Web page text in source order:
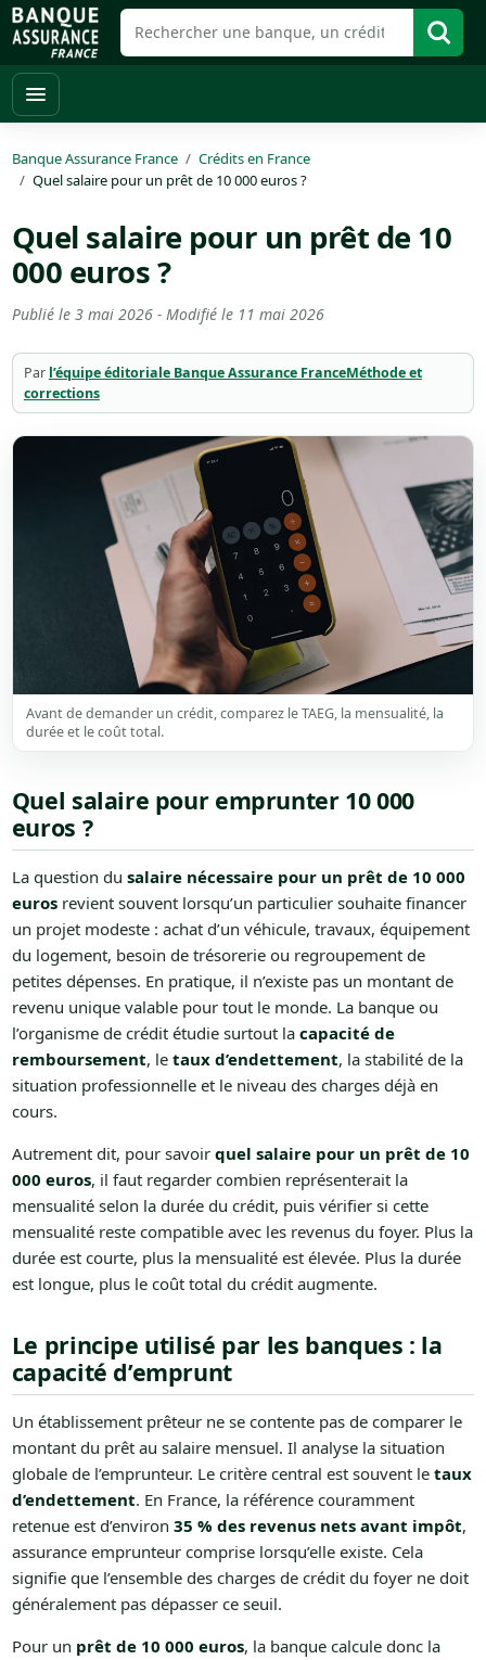
Banque Assurance France
Crédits en France
Quel salaire pour un prêt de 10 000 euros ?
Quel salaire pour un prêt de 10
000 euros ?
Publié le 3 mai 2026- Modifié le 11 mai 2026
Par l’équipe éditoriale Banque Assurance FranceMéthode et
corrections
Avant de demander un crédit, comparez le TAEG, la mensualité, la
durée et le coût total.
Quel salaire pour emprunter 10 000
euros ?
La question du salaire nécessaire pour un prêt de 10 000
eurosrevient souvent lorsqu’un particulier souhaite financer
un projet modeste : achat d’un véhicule, travaux, équipement
du logement, besoin de trésorerie ou regroupement de
petites dépenses. En pratique, il n’existe pas un montant de
revenu unique valable pour tout le monde. La banque ou
l’organisme de crédit étudie surtout la capacité de
remboursement, le taux d’endettement, la stabilité de la
situation professionnelle et le niveau des charges déjà en
cours.
Autrement dit, pour savoir quel salaire pour un prêt de 10
000 euros, il faut regarder combien représenterait la
mensualité selon la durée du crédit, puis vérifier si cette
mensualité reste compatible avec les revenus du foyer. Plus la
durée est courte, plus la mensualité est élevée. Plus la durée
est longue, plus le coût total du crédit augmente.
Le principe utilisé par les banques : la
capacité d’emprunt
Un établissement prêteur ne se contente pas de comparer le
montant du prêt au salaire mensuel. Il analyse la situation
globale de l’emprunteur. Le critère central est souvent le taux
d’endettement. En France, la référence couramment
retenue est d’environ 35 % des revenus nets avant impôt,
assurance emprunteur comprise lorsqu’elle existe. Cela
signifie que l’ensemble des charges de crédit du foyer ne doit
généralement pas dépasser ce seuil.
Pour un prêt de 10 000 euros, la banque calcule donc la